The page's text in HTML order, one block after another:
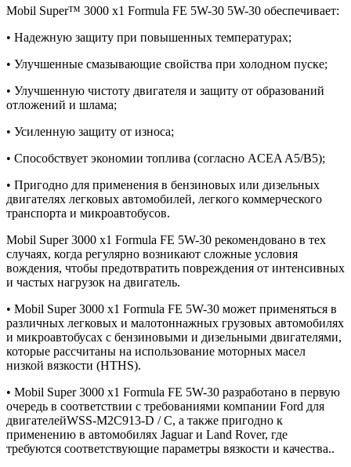
Mobil Super™ 3000 x1 Formula FE 5W-30 5W-30 обеспечивает:
• Надежную защиту при повышенных температурах;
• Улучшенные смазывающие свойства при холодном пуске;
• Улучшенную чистоту двигателя и защиту от образований
отложений и шлама;
• Усиленную защиту от износа;
• Способствует экономии топлива (согласно ACEA A5/B5);
• Пригодно для применения в бензиновых или дизельных
двигателях легковых автомобилей, легкого коммерческого
транспорта и микроавтобусов.
Mobil Super 3000 x1 Formula FE 5W-30 рекомендовано в тех
случаях, когда регулярно возникают сложные условия
вождения, чтобы предотвратить повреждения от интенсивных
и частых нагрузок на двигатель.
• Mobil Super 3000 x1 Formula FE 5W-30 может применяться в
различных легковых и малотоннажных грузовых автомобилях
и микроавтобусах с бензиновыми и дизельными двигателями,
которые рассчитаны на использование моторных масел
низкой вязкости (HTHS).
• Mobil Super 3000 x1 Formula FE 5W-30 разработано в первую
очередь в соответствии с требованиями компании Ford для
двигателейWSS-M2C913-D / C, а также пригодно к
применению в автомобилях Jaguar и Land Rover, где
требуются соответствующие параметры вязкости и качества..